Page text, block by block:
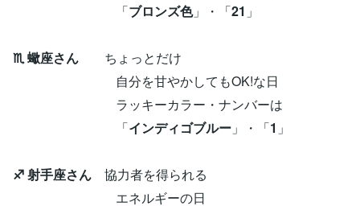
「ブロンズ色」・「21 」
♏ 蠍座さん ちょっとだけ
自分を甘やかしてもOK!な日
ラッキーカラー・ナンバーは
「インディゴブルー 」・「1 」
♐ 射手座さん 協力者を得られる
エネルギーの日